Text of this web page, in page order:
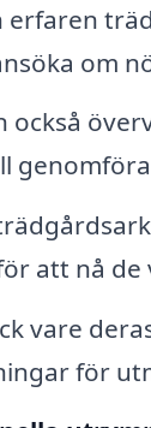
erfaren
om
också
att nå de
vare
för